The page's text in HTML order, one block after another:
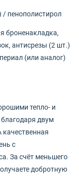
/ пенополистирол
броненакладка,
антисрезы (2 шт.)
(или аналог)
тепло- и
двум
с
За счёт меньшего
добротную